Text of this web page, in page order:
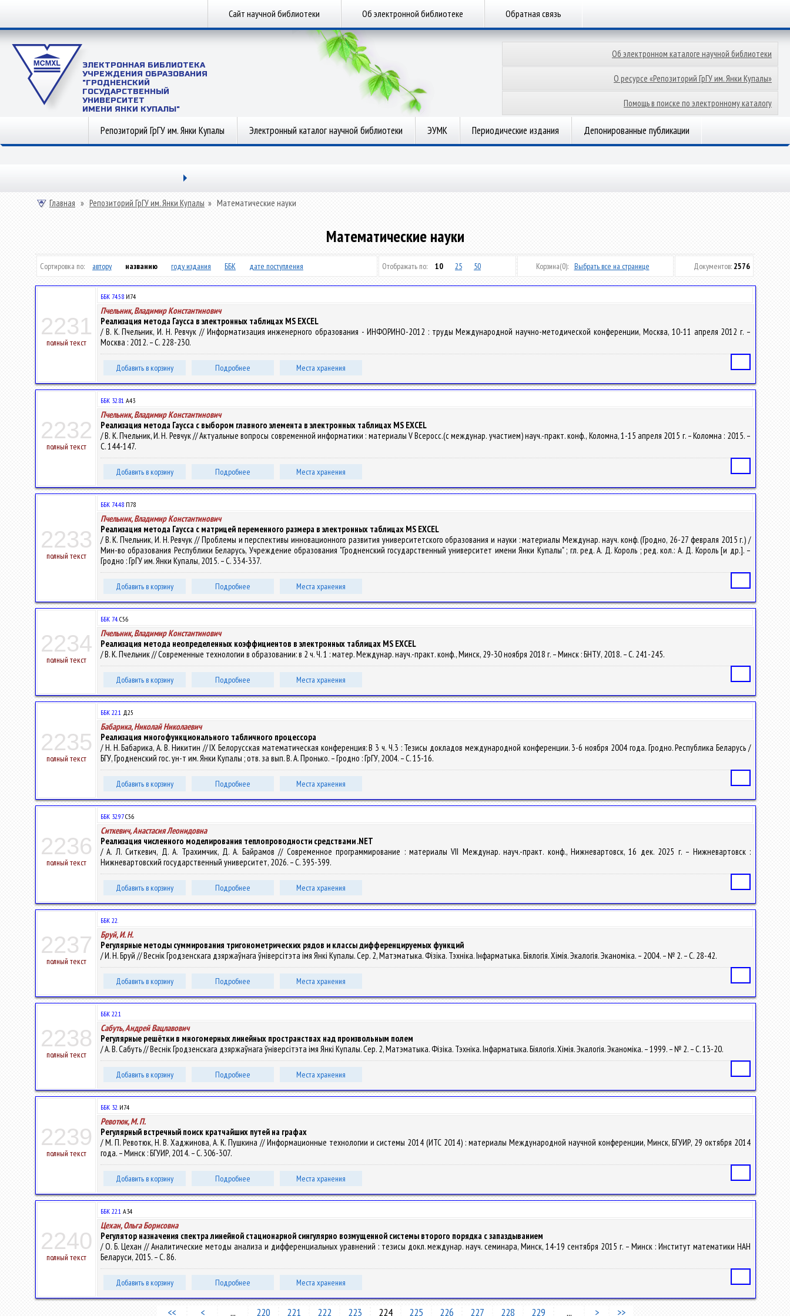
Сайт научной библиотеки Об электронной библиотеке Обратная связь
ЭЛЕКТРОННАЯ БИБЛИОТЕКА
УЧРЕЖДЕНИЯ ОБРАЗОВАНИЯ
"ГРОДНЕНСКИЙ
ГОСУДАРСТВЕННЫЙ
УНИВЕРСИТЕТ
ИМЕНИ ЯНКИ КУПАЛЫ"
Об электронном каталоге научной библиотеки
О ресурсе «Репозиторий ГрГУ им. Янки Купалы»
Помощь в поиске по электронному каталогу
Репозиторий ГрГУ им. Янки Купалы Электронный каталог научной библиотеки ЭУМК Периодические издания Депонированные публикации
Главная » Репозиторий ГрГУ им. Янки Купалы » Математические науки
Математические науки
Сортировка по: автору названию году издания ББК дате поступления Отображать по: 10 25 50 Корзина(0): Выбрать все на странице Документов: 2576
2231
полный текст
ББК 74.58 И74
Пчельник, Владимир Константинович
Реализация метода Гаусса в электронных таблицах MS EXCEL
/ В. К. Пчельник, И. Н. Ревчук // Информатизация инженерного образования - ИНФОРИНО-2012 : труды Международной научно-методической конференции, Москва, 10-11 апреля 2012 г. –
Москва : 2012. – С. 228-230.
Добавить в корзину Подробнее Места хранения
2232
полный текст
ББК 32.81 А43
Пчельник, Владимир Константинович
Реализация метода Гаусса с выбором главного элемента в электронных таблицах MS EXCEL
/ В. К. Пчельник, И. Н. Ревчук // Актуальные вопросы современной информатики : материалы V Всеросс.(с междунар. участием) науч.-практ. конф., Коломна, 1-15 апреля 2015 г. – Коломна : 2015. –
С. 144-147.
Добавить в корзину Подробнее Места хранения
2233
полный текст
ББК 74.48 П78
Пчельник, Владимир Константинович
Реализация метода Гаусса с матрицей переменного размера в электронных таблицах MS EXCEL
/ В. К. Пчельник, И. Н. Ревчук // Проблемы и перспективы инновационного развития университетского образования и науки : материалы Междунар. науч. конф. (Гродно, 26-27 февраля 2015 г.) /
Мин-во образования Республики Беларусь, Учреждение образования "Гродненский государственный университет имени Янки Купалы" ; гл. ред. А. Д. Король ; ред. кол.: А. Д. Король [и др.]. –
Гродно : ГрГУ им. Янки Купалы, 2015. – С. 334-337.
Добавить в корзину Подробнее Места хранения
2234
полный текст
ББК 74.С56
Пчельник, Владимир Константинович
Реализация метода неопределенных коэффициентов в электронных таблицах MS EXCEL
/ В. К. Пчельник // Современные технологии в образовании: в 2 ч. Ч. 1 : матер. Междунар. науч.-практ. конф., Минск, 29-30 ноября 2018 г. – Минск : БНТУ, 2018. – С. 241-245.
Добавить в корзину Подробнее Места хранения
2235
полный текст
ББК 22.1 Д25
Бабарика, Николай Николаевич
Реализация многофункционального табличного процессора
/ Н. Н. Бабарика, А. В. Никитин // IX Белорусская математическая конференция: В 3 ч. Ч.3 : Тезисы докладов международной конференции. 3-6 ноября 2004 года. Гродно. Республика Беларусь /
БГУ, Гродненский гос. ун-т им. Янки Купалы ; отв. за вып. В. А. Пронько. – Гродно : ГрГУ, 2004. – С. 15-16.
Добавить в корзину Подробнее Места хранения
2236
полный текст
ББК 32.97С56
Ситкевич, Анастасия Леонидовна
Реализация численного моделирования теплопроводности средствами .NET
/ А. Л. Ситкевич, Д. А. Трахимчик, Д. А. Байрамов // Современное программирование : материалы VII Междунар. науч.-практ. конф., Нижневартовск, 16 дек. 2025 г. – Нижневартовск :
Нижневартовский государственный университет, 2026. – С. 395-399.
Добавить в корзину Подробнее Места хранения
2237
полный текст
ББК 22.
Бруй, И. Н.
Регулярные методы суммирования тригонометрических рядов и классы дифференцируемых функций
/ И. Н. Бруй // Веснік Гродзенскага дзяржаўнага ўніверсітэта імя Янкі Купалы. Сер. 2, Матэматыка. Фізіка. Тэхніка. Інфарматыка. Біялогія. Хімія. Экалогія. Эканоміка. – 2004. – № 2. – С. 28-42.
Добавить в корзину Подробнее Места хранения
2238
полный текст
ББК 22.1
Сабуть, Андрей Вацлавович
Регулярные решётки в многомерных линейных пространствах над произвольным полем
/ А. В. Сабуть // Веснік Гродзенскага дзяржаўнага ўніверсітэта імя Янкі Купалы. Сер. 2, Матэматыка. Фізіка. Тэхніка. Інфарматыка. Біялогія. Хімія. Экалогія. Эканоміка. – 1999. – № 2. – С. 13-20.
Добавить в корзину Подробнее Места хранения
2239
полный текст
ББК 32.И74
Ревотюк, М. П.
Регулярный встречный поиск кратчайших путей на графах
/ М. П. Ревотюк, Н. В. Хаджинова, А. К. Пушкина // Информационные технологии и системы 2014 (ИТС 2014) : материалы Международной научной конференции, Минск, БГУИР, 29 октября 2014
года. – Минск : БГУИР, 2014. – С. 306-307.
Добавить в корзину Подробнее Места хранения
2240
полный текст
ББК 22.1 А34
Цехан, Ольга Борисовна
Регулятор назначения спектра линейной стационарной сингулярно возмущенной системы второго порядка с запаздыванием
/ О. Б. Цехан // Аналитические методы анализа и дифференциальных уравнений : тезисы докл. междунар. науч. семинара, Минск, 14-19 сентября 2015 г. – Минск : Институт математики НАН
Беларуси, 2015. – С. 86.
Добавить в корзину Подробнее Места хранения
<< < ... 220 221 222 223 224 225 226 227 228 229 ... > >>